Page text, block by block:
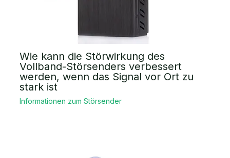
Wie kann die Störwirkung des
Vollband-Störsenders verbessert
werden, wenn das Signal vor Ort zu
stark ist
Informationen zum Störsender